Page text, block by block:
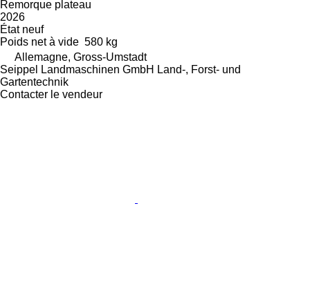
Remorque plateau
2026
Étatneuf
Poids net à vide 580 kg
Allemagne, Gross-Umstadt
Seippel Landmaschinen GmbH Land-, Forst- und
Gartentechnik
Contacter le vendeur